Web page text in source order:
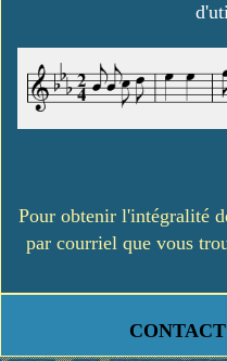
Pour obtenir l'intégralité
par courriel que vous
CONTACT